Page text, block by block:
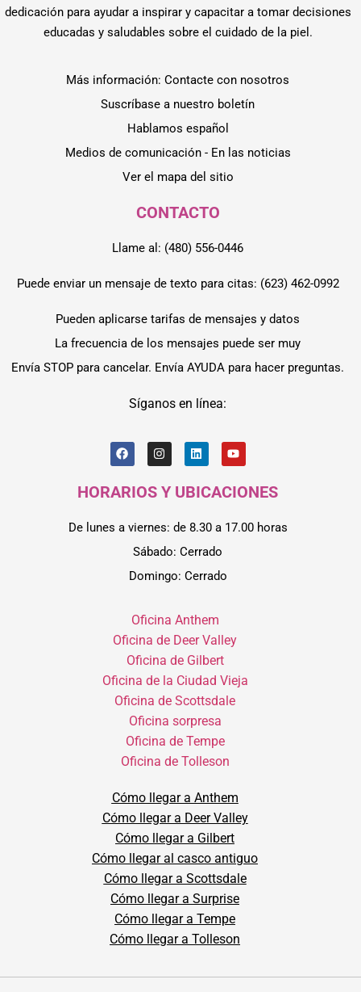
dedicación para ayudar a inspirar y capacitar a tomar decisiones
educadas y saludables sobre el cuidado de la piel.
Más información: Contacte con nosotros
Suscríbase a nuestro boletín
Hablamos español
Medios de comunicación - En las noticias
Ver el mapa del sitio
CONTACTO
Llame al: (480) 556-0446
Puede enviar un mensaje de texto para citas: (623) 462-0992
Pueden aplicarse tarifas de mensajes y datos
La frecuencia de los mensajes puede ser muy
Envía STOP para cancelar. Envía AYUDA para hacer preguntas.
Síganos en línea:
HORARIOS Y UBICACIONES
De lunes a viernes: de 8.30 a 17.00 horas
Sábado: Cerrado
Domingo: Cerrado
Oficina Anthem
Oficina de Deer Valley
Oficina de Gilbert
Oficina de la Ciudad Vieja
Oficina de Scottsdale
Oficina sorpresa
Oficina de Tempe
Oficina de Tolleson
Cómo llegar a Anthem
Cómo llegar a Deer Valley
Cómo llegar a Gilbert
Cómo llegar al casco antiguo
Cómo llegar a Scottsdale
Cómo llegar a Surprise
Cómo llegar a Tempe
Cómo llegar a Tolleson